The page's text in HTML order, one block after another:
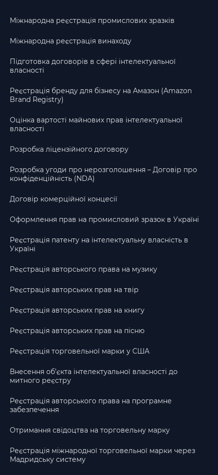
Міжнародна реєстрація промислових зразків
Міжнародна реєстрація винаходу
Підготовка договорів в сфері інтелектуальної
власності
Реєстрація бренду для бізнесу на Амазон (Amazon
Brand Registry)
Оцінка вартості майнових прав інтелектуальної
власності
Розробка ліцензійного договору
Розробка угоди про нерозголошення – Договір про
конфіденційність (NDA)
Договір комерційної концесії
Оформлення прав на промисловий зразок в Україні
Реєстрація патенту на інтелектуальну власність в
Україні
Реєстрація авторського права на музику
Реєстрація авторських прав на твір
Реєстрація авторських прав на книгу
Реєстрація авторських прав на пісню
Реєстрація торговельної марки у США
Внесення об’єкта інтелектуальної власності до
митного реєстру
Реєстрація авторського права на програмне
забезпечення
Отримання свідоцтва на торговельну марку
Реєстрація міжнародної торговельної марки через
Мадридську систему